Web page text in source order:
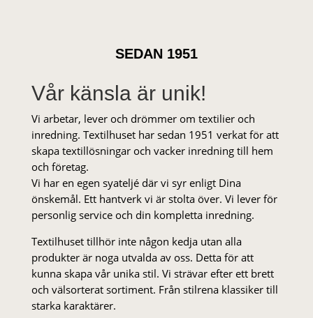
SEDAN 1951
Vår känsla är unik!
Vi arbetar, lever och drömmer om textilier och
inredning. Textilhuset har sedan 1951 verkat för att
skapa textillösningar och vacker inredning till hem
och företag.
Vi har en egen syateljé där vi syr enligt Dina
önskemål. Ett hantverk vi är stolta över. Vi lever för
personlig service och din kompletta inredning.
Textilhuset tillhör inte någon kedja utan alla
produkter är noga utvalda av oss. Detta för att
kunna skapa vår unika stil. Vi strä­var efter ett brett
och välsorterat sor­ti­ment. Från stil­rena klas­siker till
starka karaktärer.